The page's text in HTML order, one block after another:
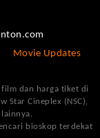
Movie Updates
dan harga tiket di
Star Cineplex (NSC),
lainnya.
bioskop terdekat